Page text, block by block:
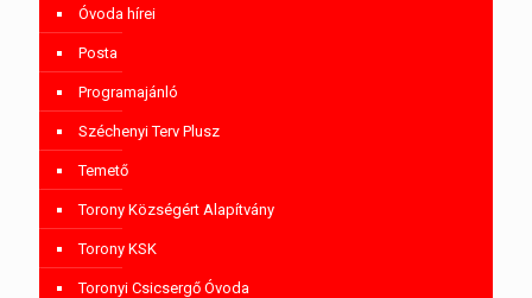
Óvoda hírei
Posta
Programajánló
Széchenyi Terv Plusz
Temető
Torony Községért Alapítvány
Torony KSK
Toronyi Csicsergő Óvoda